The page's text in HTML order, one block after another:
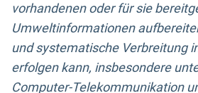
vorhandenen oder für sie
Umweltinformationen
und systematische Verbreitung
erfolgen kann, insbesondere
Computer-Telekommunikation